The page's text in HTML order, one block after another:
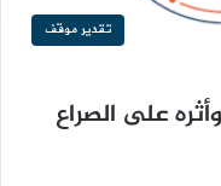
تقدير موقف
على الصراع